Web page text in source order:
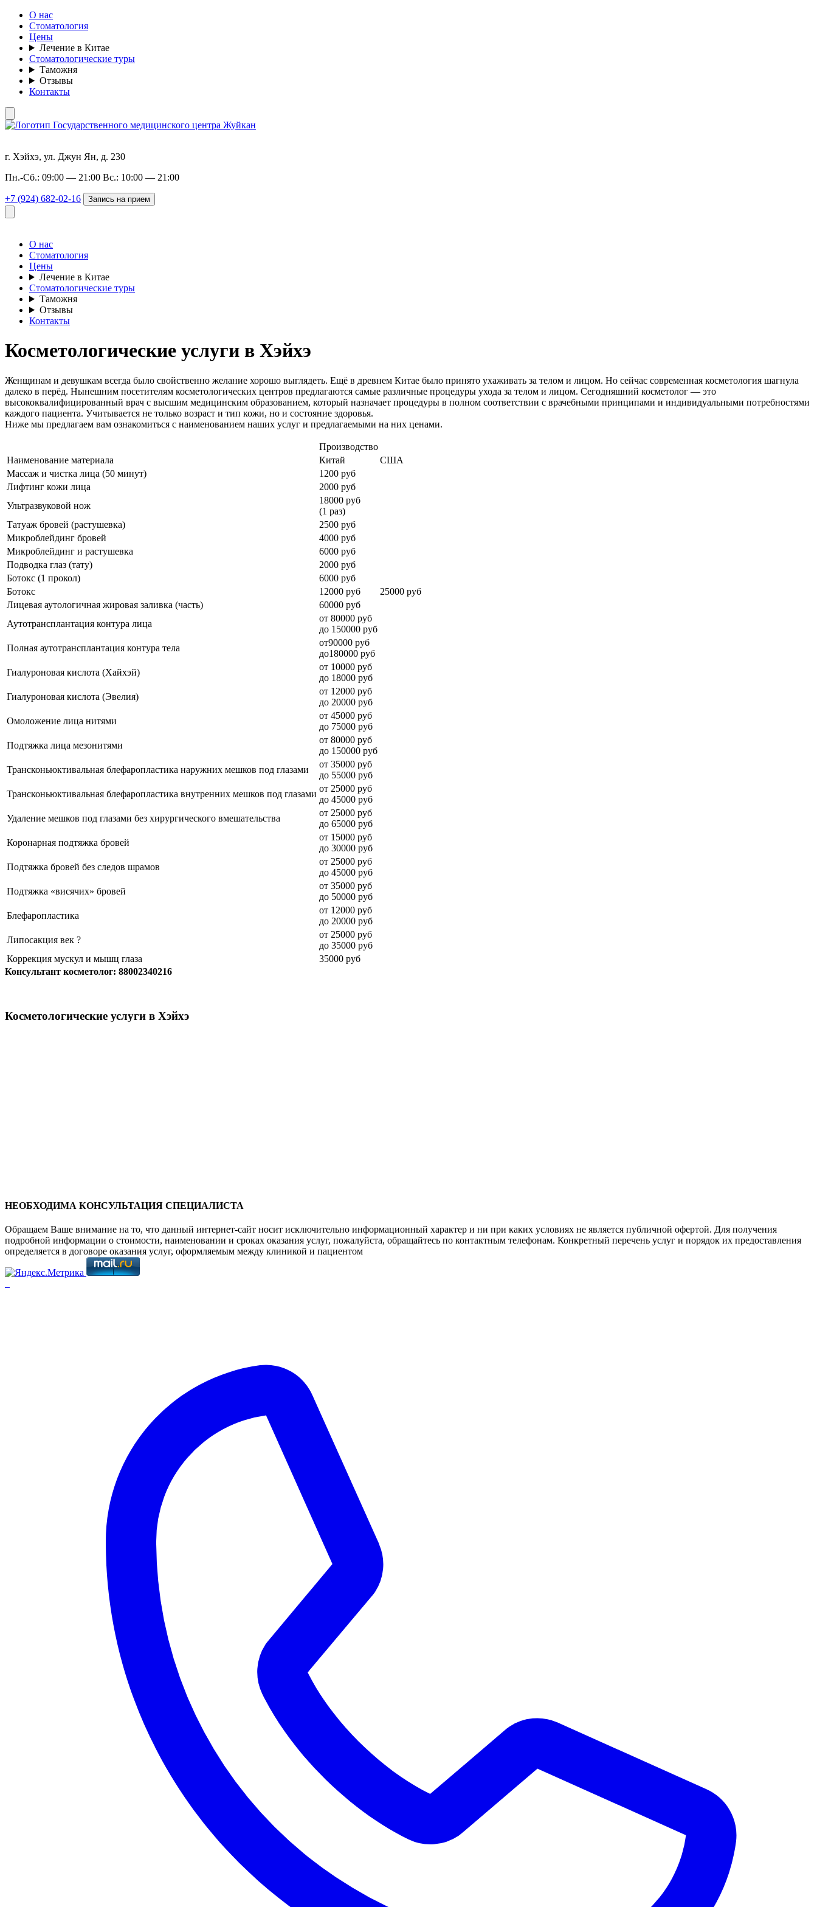
О нас
Стоматология
Цены
Лечение в Китае
Стоматологические туры
Таможня
Отзывы
Контакты
г. Хэйхэ, ул. Джун Ян, д. 230
Пн.-Сб.: 09:00 — 21:00 Вс.: 10:00 — 21:00
+7 (924) 682-02-16 Запись на прием
О нас
Стоматология
Цены
Лечение в Китае
Стоматологические туры
Таможня
Отзывы
Контакты
Косметологические услуги в Хэйхэ
Женщинам и девушкам всегда было свойственно желание хорошо выглядеть. Ещё в древнем Китае было принято ухаживать за телом и лицом. Но сейчас современная косметология шагнула
далеко в перёд. Нынешним посетителям косметологических центров предлагаются самые различные процедуры ухода за телом и лицом. Сегодняшний косметолог — это
высококвалифицированный врач с высшим медицинским образованием, который назначает процедуры в полном соответствии с врачебными принципами и индивидуальными потребностями
каждого пациента. Учитывается не только возраст и тип кожи, но и состояние здоровья.
Ниже мы предлагаем вам ознакомиться с наименованием наших услуг и предлагаемыми на них ценами.
Производство
Наименование материала
Китай
США
Массаж и чистка лица (50 минут)
1200 руб
Лифтинг кожи лица
2000 руб
Ультразвуковой нож
18000 руб
(1 раз)
Татуаж бровей (растушевка)
2500 руб
Микроблейдинг бровей
4000 руб
Микроблейдинг и растушевка
6000 руб
Подводка глаз (тату)
2000 руб
Ботокс (1 прокол)
6000 руб
Ботокс
12000 руб
25000 руб
Лицевая аутологичная жировая заливка (часть)
60000 руб
Аутотрансплантация контура лица
от 80000 руб
до 150000 руб
Полная аутотрансплантация контура тела
от90000 руб
до180000 руб
Гиалуроновая кислота (Хайхэй)
от 10000 руб
до 18000 руб
Гиалуроновая кислота (Эвелия)
от 12000 руб
до 20000 руб
Омоложение лица нитями
от 45000 руб
до 75000 руб
Подтяжка лица мезонитями
от 80000 руб
до 150000 руб
Трансконьюктивальная блефаропластика наружних мешков под глазами
от 35000 руб
до 55000 руб
Трансконьюктивальная блефаропластика внутренних мешков под глазами
от 25000 руб
до 45000 руб
Удаление мешков под глазами без хирургического вмешательства
от 25000 руб
до 65000 руб
Коронарная подтяжка бровей
от 15000 руб
до 30000 руб
Подтяжка бровей без следов шрамов
от 25000 руб
до 45000 руб
Подтяжка «висячих» бровей
от 35000 руб
до 50000 руб
Блефаропластика
от 12000 руб
до 20000 руб
Липосакция век ?
от 25000 руб
до 35000 руб
Коррекция мускул и мышц глаза
35000 руб
Консультант косметолог: 88002340216
Косметологические услуги в Хэйхэ
НЕОБХОДИМА КОНСУЛЬТАЦИЯ СПЕЦИАЛИСТА
Обращаем Ваше внимание на то, что данный интернет-сайт носит исключительно информационный характер и ни при каких условиях не является публичной офертой. Для получения
подробной информации о стоимости, наименовании и сроках оказания услуг, пожалуйста, обращайтесь по контактным телефонам. Конкретный перечень услуг и порядок их предоставления
определяется в договоре оказания услуг, оформляемым между клиникой и пациентом